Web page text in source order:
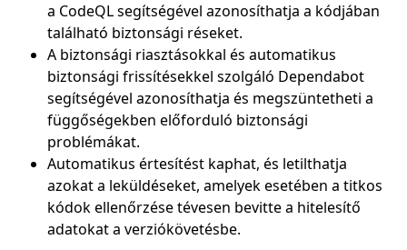
a CodeQL segítségével azonosíthatja a kódjában
található biztonsági réseket.
A biztonsági riasztásokkal és automatikus
biztonsági frissítésekkel szolgáló Dependabot
segítségével azonosíthatja és megszüntetheti a
függőségekben előforduló biztonsági
problémákat.
Automatikus értesítést kaphat, és letilthatja
azokat a leküldéseket, amelyek esetében a titkos
kódok ellenőrzése tévesen bevitte a hitelesítő
adatokat a verziókövetésbe.